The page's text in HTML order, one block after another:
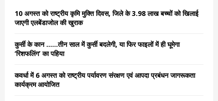
o
r
10 अगस्त को राष्ट्रीय कृमि मुक्ति दिवस, जिले के 3.98 लाख बच्चों को खिलाई
जाएगी एलबेंडाजोल की खुराक
कुर्सी के कान ……तीन साल में कुर्सी बदलेगी, या फिर फाइलों में ही घूमेगा
‘रिशफलिंग’ का पहिया
कवर्धा में 6 अगस्त को राष्ट्रीय पर्यावरण संरक्षण एवं आपदा प्रबंधन जागरूकता
कार्यक्रम आयोजित